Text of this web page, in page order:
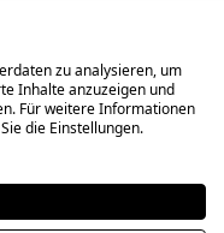
Rückerstattung
die
sorgfältig.
zu analysieren, um
Inhalte anzuzeigen und
Für weitere Informationen
die Einstellungen.